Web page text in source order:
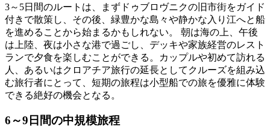
3～5日間のルートは、まずドゥブロヴニクの旧市街をガイド
付きで散策し、その後、緑豊かな島々や静かな入り江へと船
を進めることから始まるかもしれない。 朝は海の上、午後
は上陸、夜は小さな港で過ごし、デッキや家族経営のレスト
ランで夕食を楽しむことができる。カップルや初めて訪れる
人、あるいはクロアチア旅行の延長としてクルーズを組み込
む旅行者にとって、短期の旅程は小型船での旅を優雅に体験
できる絶好の機会となる。
6～9日間の中規模旅程